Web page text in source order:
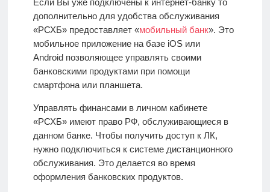
Если Вы уже подключены к интернет-банку то
дополнительно для удобства обслуживания
«РСХБ» предоставляет «мобильный банк». Это
мобильное приложение на базе iOS или
Android позволяющее управлять своими
банковскими продуктами при помощи
смартфона или планшета.
Управлять финансами в личном кабинете
«РСХБ» имеют право РФ, обслуживающиеся в
данном банке. Чтобы получить доступ к ЛК,
нужно подключиться к системе дистанционного
обслуживания. Это делается во время
оформления банковских продуктов.